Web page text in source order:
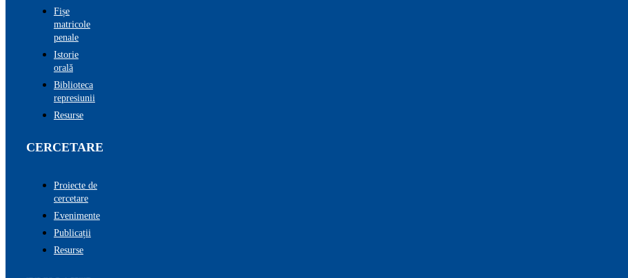
Fișe
matricole
penale
Istorie
orală
Biblioteca
represiunii
Resurse
CERCETARE
Proiecte de
cercetare
Evenimente
Publicații
Resurse